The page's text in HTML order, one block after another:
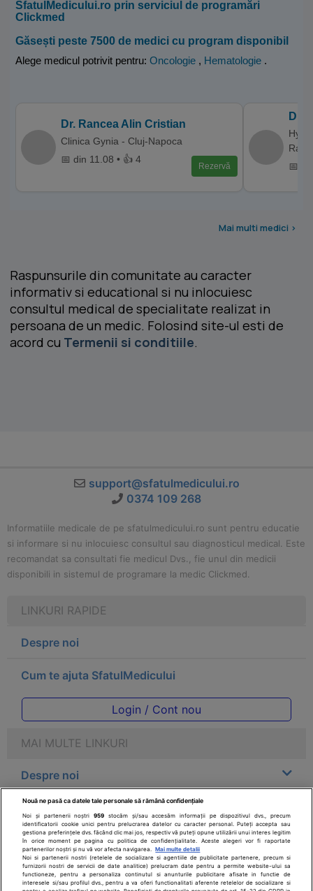
SfatulMedicului.ro prin serviciul de programări
Clickmed
Găsești peste 7500 de medici cu program disponibil
Alege medicul potrivit pentru: Oncologie , Hematologie .
Dr. Rancea Alin Cristian
Clinica Gynia - Cluj-Napoca
📅 din 11.08 • 👍 4
Rezervă
Dr.
📅
Mai multi medici >
Raspunsurile din comunitate au caracter
informativ si educational si nu inlocuiesc
consultul medical de specialitate realizat in
persoana de un medic. Folosind site-ul esti de
acord cu Termenii si conditiile.
support@sfatulmedicului.ro
0374 109 268
Informatiile medicale de pe sfatulmedicului.ro sunt pentru educatie
si informare si nu inlocuiesc consultul sau diagnosticul medical. Este
recomandat sa consultati fie medicul Dvs., fie unul din medicii
disponibili in sistemul de programare la medic Clickmed.
LINKURI RAPIDE
Despre noi
Cum te ajuta SfatulMedicului
Login / Cont nou
MAI MULTE LINKURI
Despre noi
Legal
Drepturile consumatorului
Parteneri
Nouă ne pasă ca datele tale personale să rămână confidențiale
Noi și partenerii noștri959 stocăm și/sau accesăm informații pe dispozitivul dvs., precum
identificatorii cookie unici pentru prelucrarea datelor cu caracter personal. Puteți accepta sau
gestiona preferințele dvs. făcând clic mai jos, respectiv vă puteți opune utilizării unui interes legitim
în orice moment pe pagina cu politica de confidențialitate. Aceste alegeri vor fi raportate
partenerilor noștri și nu vă vor afecta navigarea.
Mai multe detalii
Noi si partenerii nostri (retelele de socializare si agentiile de publicitate partenere, precum si
furnizorii nostri de servicii de date analitice) prelucram date pentru a permite website-ului sa
functioneze, pentru a personaliza continutul si anunturile publicitare afisate in functie de
interesele si/sau profilul dvs., pentru a va oferi functionalitati aferente retelelor de socializare si